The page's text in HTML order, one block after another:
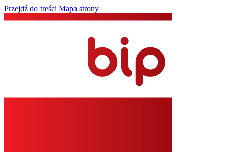
Przejdź do treści Mapa strony